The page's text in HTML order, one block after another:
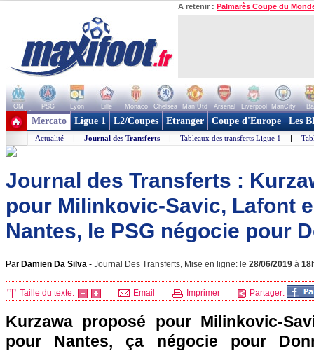
A retenir : Palmarès Coupe du
OM PSG Lyon Lille Monaco Chelsea Man Utd Arsenal Liverpool ManCity
+ de clubs
Mercato Ligue 1 L2/Coupes Etranger Coupe d'Europe Les
Actualité | Journal des Transferts | Tableaux des transferts Ligue 1 |
Journal des Transferts :
pour Milinkovic-Savic, Lafont
Nantes, le PSG négocie pour
Par Damien Da Silva - Journal Des Transferts, Mise en ligne: le 28/06/2019 à
Taille du texte: Email Imprimer Partager:
Kurzawa proposé pour Milinkovic-
pour Nantes, ça négocie pour